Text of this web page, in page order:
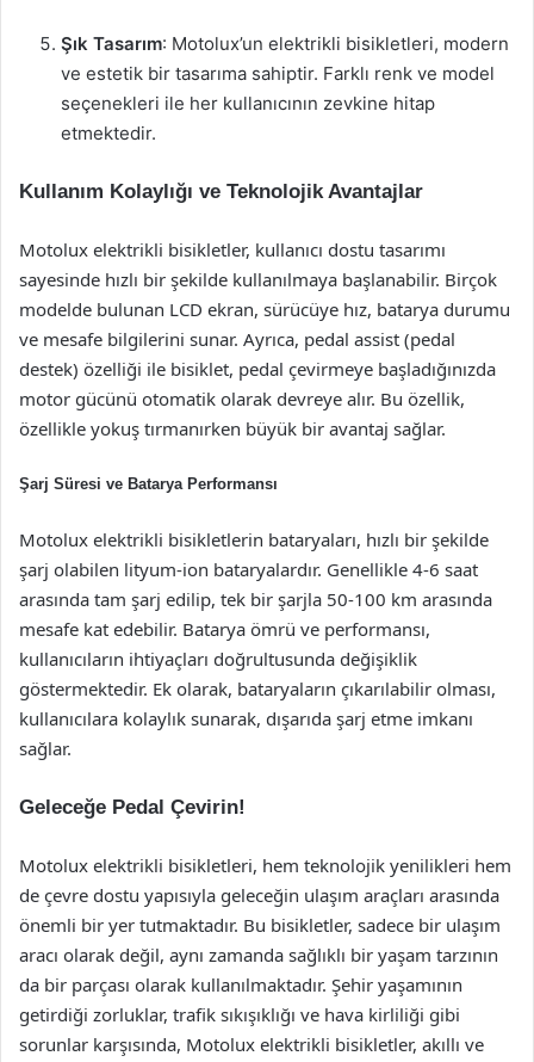
Şık Tasarım: Motolux’un elektrikli bisikletleri, modern
ve estetik bir tasarıma sahiptir. Farklı renk ve model
seçenekleri ile her kullanıcının zevkine hitap
etmektedir.
Kullanım Kolaylığı ve Teknolojik Avantajlar
Motolux elektrikli bisikletler, kullanıcı dostu tasarımı
sayesinde hızlı bir şekilde kullanılmaya başlanabilir. Birçok
modelde bulunan LCD ekran, sürücüye hız, batarya durumu
ve mesafe bilgilerini sunar. Ayrıca, pedal assist (pedal
destek) özelliği ile bisiklet, pedal çevirmeye başladığınızda
motor gücünü otomatik olarak devreye alır. Bu özellik,
özellikle yokuş tırmanırken büyük bir avantaj sağlar.
Şarj Süresi ve Batarya Performansı
Motolux elektrikli bisikletlerin bataryaları, hızlı bir şekilde
şarj olabilen lityum-ion bataryalardır. Genellikle 4-6 saat
arasında tam şarj edilip, tek bir şarjla 50-100 km arasında
mesafe kat edebilir. Batarya ömrü ve performansı,
kullanıcıların ihtiyaçları doğrultusunda değişiklik
göstermektedir. Ek olarak, bataryaların çıkarılabilir olması,
kullanıcılara kolaylık sunarak, dışarıda şarj etme imkanı
sağlar.
Geleceğe Pedal Çevirin!
Motolux elektrikli bisikletleri, hem teknolojik yenilikleri hem
de çevre dostu yapısıyla geleceğin ulaşım araçları arasında
önemli bir yer tutmaktadır. Bu bisikletler, sadece bir ulaşım
aracı olarak değil, aynı zamanda sağlıklı bir yaşam tarzının
da bir parçası olarak kullanılmaktadır. Şehir yaşamının
getirdiği zorluklar, trafik sıkışıklığı ve hava kirliliği gibi
sorunlar karşısında, Motolux elektrikli bisikletler, akıllı ve